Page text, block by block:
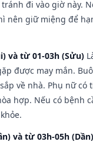
đi vào giờ này.
nên giữ miệng để
và từ 01-03h (Sửu)
được may mắn.
về nhà. Phụ nữ có
hợp. Nếu có bệnh
và từ 03h-05h (Dần)